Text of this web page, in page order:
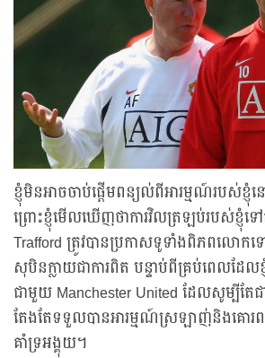
ខ្ញុំមិនអាចចាប់ផ្តើមពន្យល់ពីអារម្មណ៍របស់ខ្ញុំ
ព្រោះខ្ញុំមើលឃើញថាការវិលត្រឡប់របស់ខ្ញុំទ
Trafford ត្រូវបានប្រកាសទូទាំងពិភពលោក
សុបិនក្លាយជាការពិត បន្ទាប់ពីគ្រប់ពេលដែ
ជាមួយ Manchester United ដែលសូម្បីតែជ
តែងតែទទួលបានអារម្មណ៍ស្រឡាញ់និងគោរពពី
គាំទ្រអង្គុយ។